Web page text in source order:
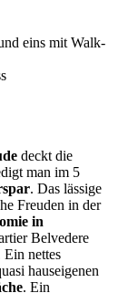
eins mit Walk-
deckt die
man im 5
. Das lässige
Freuden in der
in
Belvedere
nettes
hauseigenen
. Ein